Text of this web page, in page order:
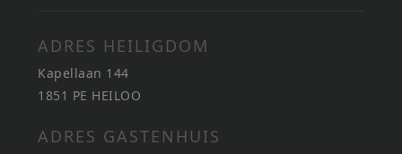
ADRES HEILIGDOM
Kapellaan 144
1851 PE HEILOO
ADRES GASTENHUIS